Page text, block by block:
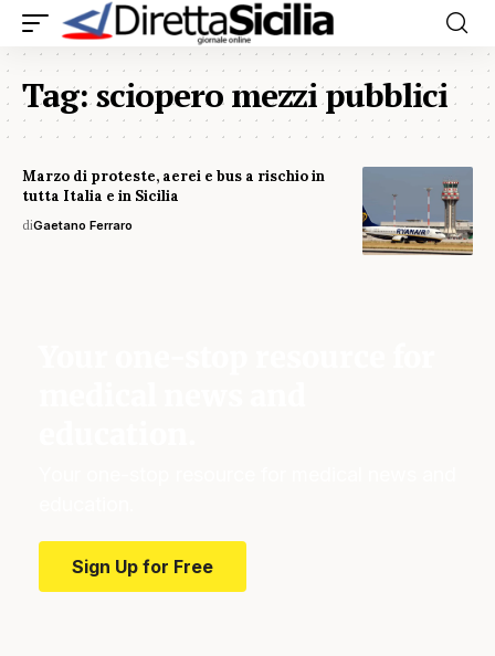
Tag:sciopero mezzi pubblici
Marzo di proteste, aerei e bus a rischio in
tutta Italia e in Sicilia
diGaetano Ferraro
Sign Up for Free